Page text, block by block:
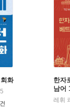
화
한자
남어
레휘